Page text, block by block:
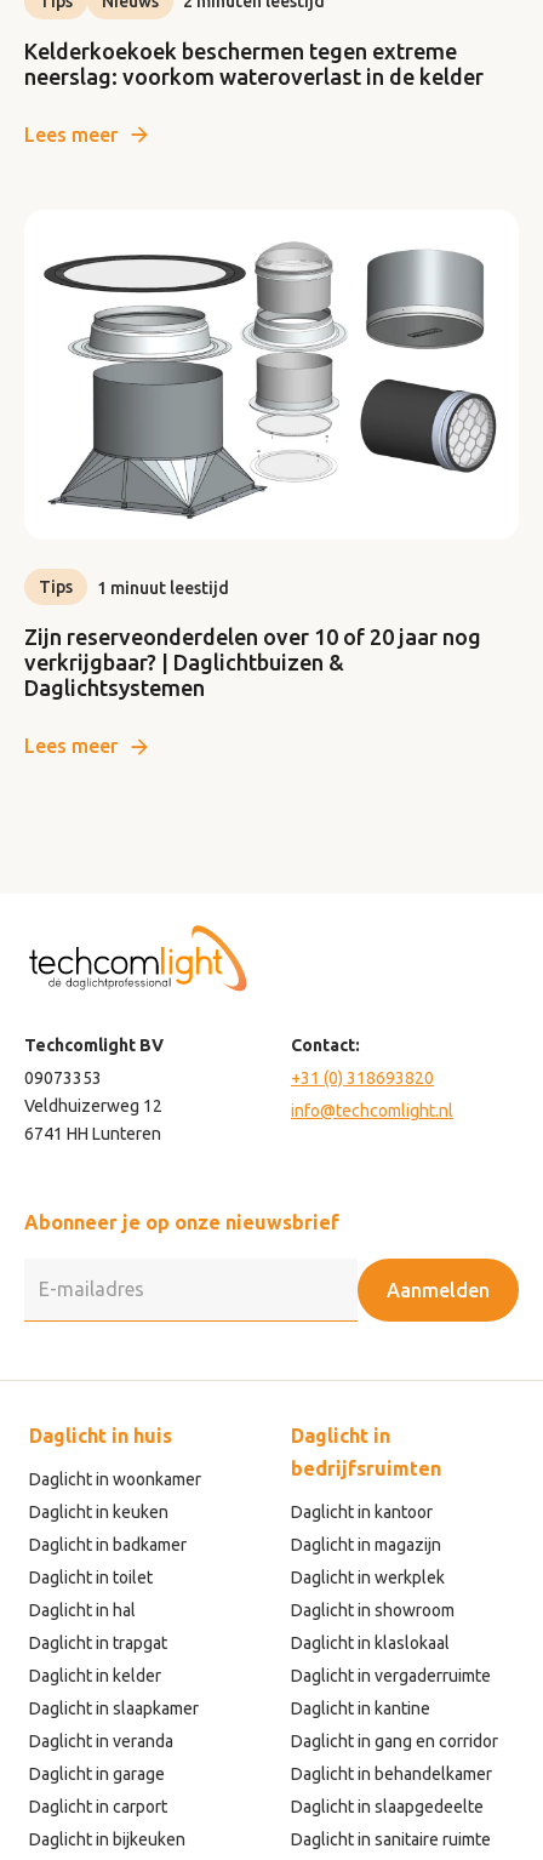
Kelderkoekoek beschermen tegen extreme
neerslag: voorkom wateroverlast in de kelder
Lees meer
Tips 1 minuut leestijd
Zijn reserveonderdelen over 10 of 20 jaar nog
verkrijgbaar? | Daglichtbuizen &
Daglichtsystemen
Lees meer
Techcomlight BV
09073353
Veldhuizerweg 12
6741 HH Lunteren
Contact:
+31 (0) 318693820
info@techcomlight.nl
Abonneer je op onze nieuwsbrief
Aanmelden
Daglicht in huis
Daglicht in woonkamer
Daglicht in keuken
Daglicht in badkamer
Daglicht in toilet
Daglicht in hal
Daglicht in trapgat
Daglicht in kelder
Daglicht in slaapkamer
Daglicht in veranda
Daglicht in garage
Daglicht in carport
Daglicht in bijkeuken
Daglicht in
bedrijfsruimten
Daglicht in kantoor
Daglicht in magazijn
Daglicht in werkplek
Daglicht in showroom
Daglicht in klaslokaal
Daglicht in vergaderruimte
Daglicht in kantine
Daglicht in gang en corridor
Daglicht in behandelkamer
Daglicht in slaapgedeelte
Daglicht in sanitaire ruimte